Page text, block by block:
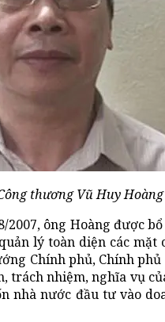
thương Vũ Huy
2007, ông Hoàng được
lý toàn diện các mặt
Chính phủ, Chính phủ
trách nhiệm, nghĩa vụ
nhà nước đầu tư vào